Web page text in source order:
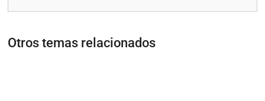
Otros temas relacionados